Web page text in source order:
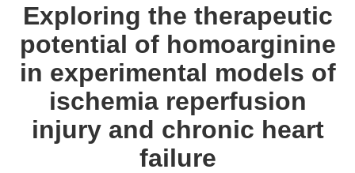
Exploring the therapeutic
potential of homoarginine
in experimental models of
ischemia reperfusion
injury and chronic heart
failure